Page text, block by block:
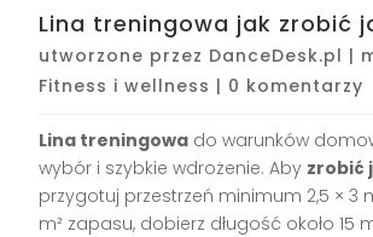
Lina treningowa jak zrobić
utworzone przez DanceDesk.pl |
Fitness i wellness | 0 komentarzy
Lina treningowa do warunków
wybór i szybkie wdrożenie. Aby zrobić
przygotuj przestrzeń minimum 2,5 × 3
m² zapasu, dobierz długość około 15